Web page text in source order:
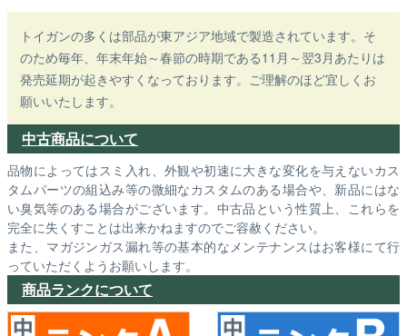
トイガンの多くは部品が東アジア地域で製造されています。そ
のため毎年、年末年始～春節の時期である11月～翌3月あたりは
発売延期が起きやすくなっております。ご理解のほど宜しくお
願いいたします。
中古商品について
品物によってはスミ入れ、外観や初速に大きな変化を与えないカス
タムパーツの組込み等の微細なカスタムのある場合や、新品にはな
い臭気等のある場合がございます。中古品という性質上、これらを
完全に失くすことは出来かねますのでご容赦ください。
また、マガジンガス漏れ等の基本的なメンテナンスはお客様にて行
っていただくようお願いします。
商品ランクについて